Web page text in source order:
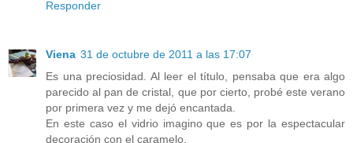
Responder
Viena 31 de octubre de 2011 a las 17:07
Es una preciosidad. Al leer el título, pensaba que era algo
parecido al pan de cristal, que por cierto, probé este verano
por primera vez y me dejó encantada.
En este caso el vidrio imagino que es por la espectacular
decoración con el caramelo.